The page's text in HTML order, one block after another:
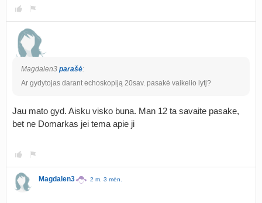
Magdalen3 parašė:
Ar gydytojas darant echoskopiją 20sav. pasakė vaikelio lytį?
Jau mato gyd. Aisku visko buna. Man 12 ta savaite pasake,
bet ne Domarkas jei tema apie ji
Magdalen3 2 m. 3 mėn.